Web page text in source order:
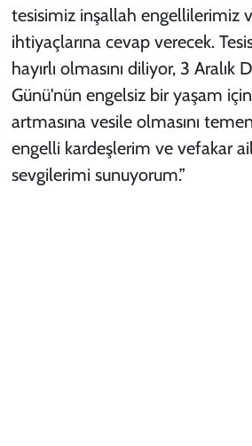
tesisimiz inşallah engellilerimiz
ihtiyaçlarına cevap verecek.
hayırlı olmasını diliyor, 3 Aralık
Günü'nün engelsiz bir yaşam için
artmasına vesile olmasını
engelli kardeşlerim ve vefakar
sevgilerimi sunuyorum.”